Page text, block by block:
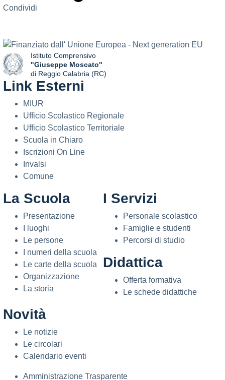
Condividi
Istituto Comprensivo
"Giuseppe Moscato"
di Reggio Calabria (RC)
— Visita la pagina iniziale della scuola
Link Esterni
MIUR
Ufficio Scolastico Regionale
Ufficio Scolastico Territoriale
Scuola in Chiaro
Iscrizioni On Line
Invalsi
Comune
La Scuola
Presentazione
I luoghi
Le persone
I numeri della scuola
Le carte della scuola
Organizzazione
La storia
I Servizi
Personale scolastico
Famiglie e studenti
Percorsi di studio
Didattica
Offerta formativa
Le schede didattiche
Novità
Le notizie
Le circolari
Calendario eventi
Amministrazione Trasparente